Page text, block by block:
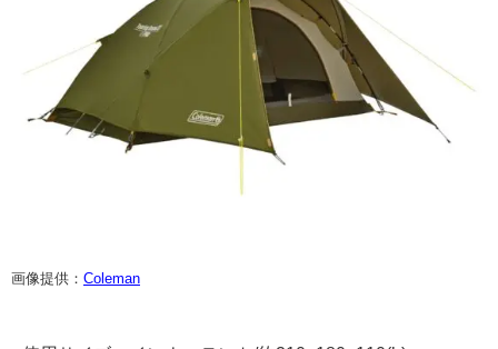
画像提供： Coleman